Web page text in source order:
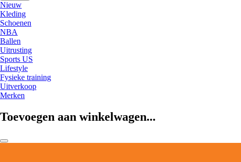
Nieuw
Kleding
Schoenen
NBA
Ballen
Uitrusting
Sports US
Lifestyle
Fysieke training
Uitverkoop
Merken
Toevoegen aan winkelwagen...